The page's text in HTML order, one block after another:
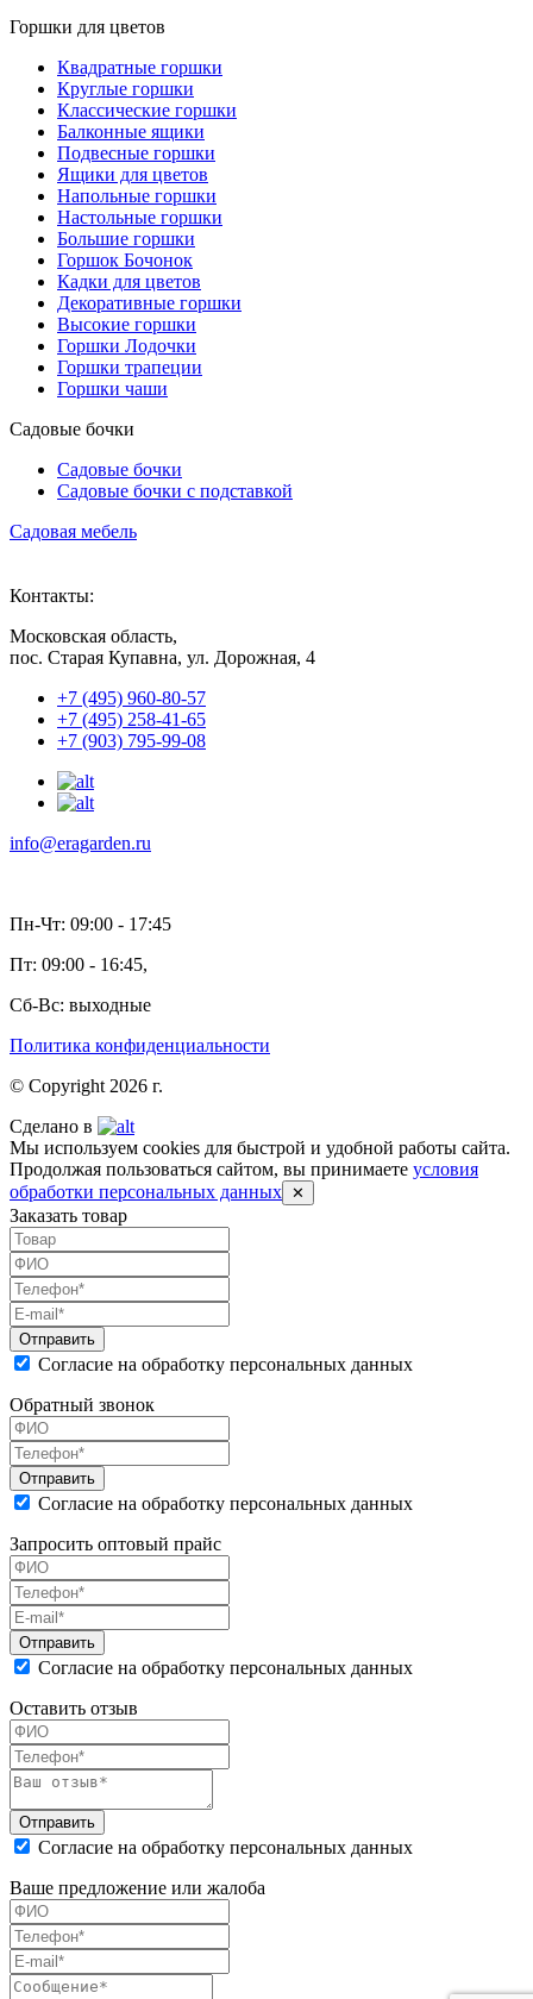
Горшки для цветов
Квадратные горшки
Круглые горшки
Классические горшки
Балконные ящики
Подвесные горшки
Ящики для цветов
Напольные горшки
Настольные горшки
Большие горшки
Горшок Бочонок
Кадки для цветов
Декоративные горшки
Высокие горшки
Горшки Лодочки
Горшки трапеции
Горшки чаши
Садовые бочки
Садовые бочки
Садовые бочки c подставкой
Садовая мебель
Контакты:
Московская область,
пос. Старая Купавна, ул. Дорожная, 4
+7 (495) 960-80-57
+7 (495) 258-41-65
+7 (903) 795-99-08
info@eragarden.ru
Пн-Чт: 09:00 - 17:45
Пт: 09:00 - 16:45,
Сб-Вс: выходные
Политика конфиденциальности
© Copyright 2026 г.
Сделано в
Мы используем cookies для быстрой и удобной работы сайта.
Продолжая пользоваться сайтом, вы принимаете условия
обработки персональных данных ✕
Заказать товар
Согласие на обработку персональных данных
Обратный звонок
Согласие на обработку персональных данных
Запросить оптовый прайс
Согласие на обработку персональных данных
Оставить отзыв
Согласие на обработку персональных данных
Ваше предложение или жалоба